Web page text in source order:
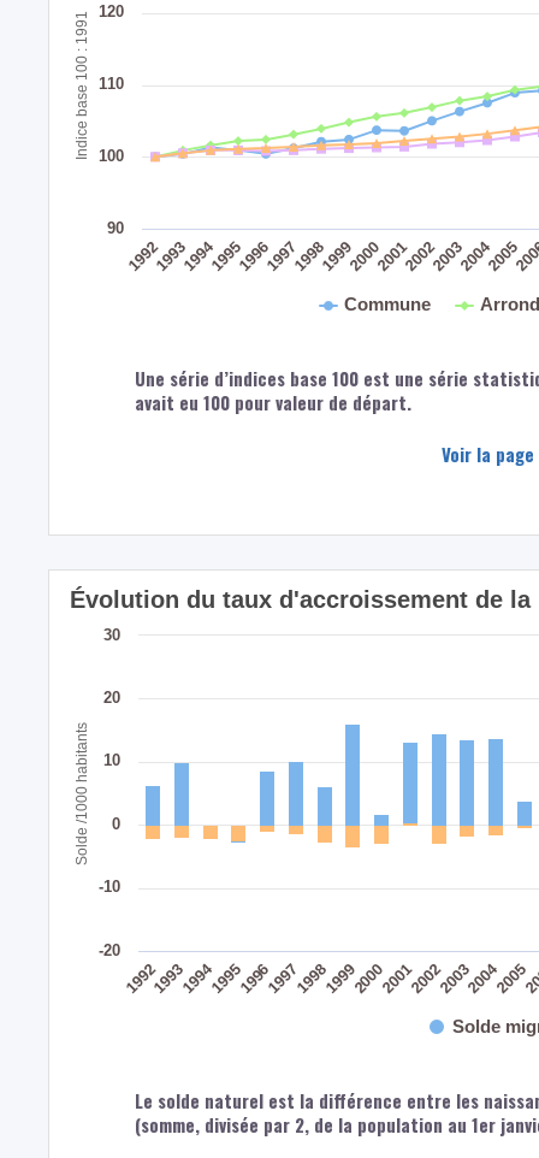
Indice base 100 : 1991
Commune
19921993199419951996199719981999200020012002200320042005
100
110
120
90
Une série d’indices base 100 est une série
avait eu 100 pour valeur de départ.
Voir la
Solde /1000 habitants
Évolution du taux d'accroissement de
19921993199419951996199719981999200020012002200320042005
-20
-10
0
10
20
30
Solde
Le solde naturel est la différence entre les
(somme, divisée par 2, de la population au 1er